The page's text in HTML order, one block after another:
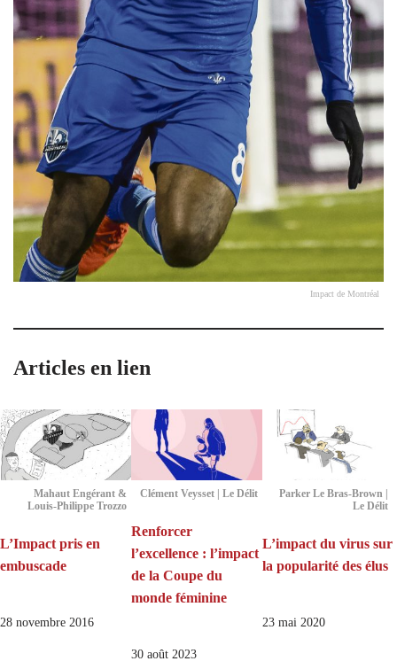
Impact de Montréal
Articles en lien
Mahaut Engérant &
Louis-Philippe Trozzo
L’Impact pris en
embuscade
28 novembre 2016
Clément Veysset | Le Délit
Renforcer
l’excellence : l’impact
de la Coupe du
monde féminine
30 août 2023
Parker Le Bras-Brown |
Le Délit
L’impact du virus sur
la popularité des élus
23 mai 2020